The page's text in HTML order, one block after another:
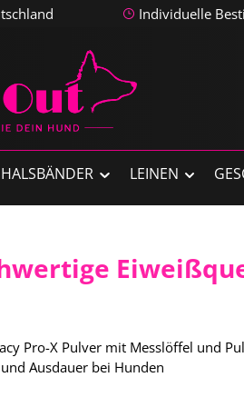
Individuelle
HALSBÄNDER LEINEN